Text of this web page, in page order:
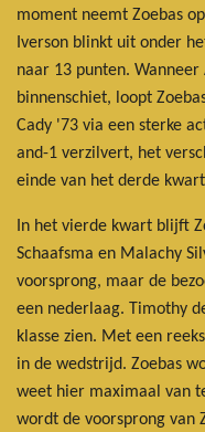
moment neemt Zoebas
Iverson blinkt uit onder
naar 13 punten.
binnenschiet, loopt
Cady '73 via een sterke
and-1 verzilvert, het
einde van het derde
In het vierde kwart blijft
Schaafsma en Malachy
voorsprong, maar de
een nederlaag. Timothy
klasse zien. Met een
in de wedstrijd. Zoebas
weet hier maximaal van
wordt de voorsprong van